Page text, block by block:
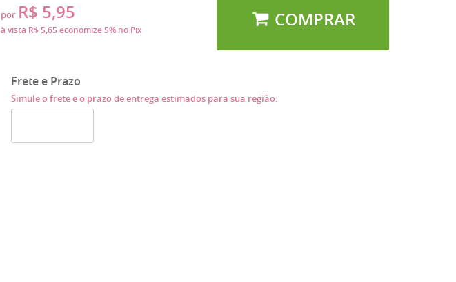
por R$ 5,95
à vista R$ 5,65economize5% no Pix COMPRAR
Frete e Prazo
Simule o frete e o prazo de entrega estimados para sua região: